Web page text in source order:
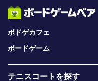
ボドゲカフェ
ボードゲーム
テニスコートを探す